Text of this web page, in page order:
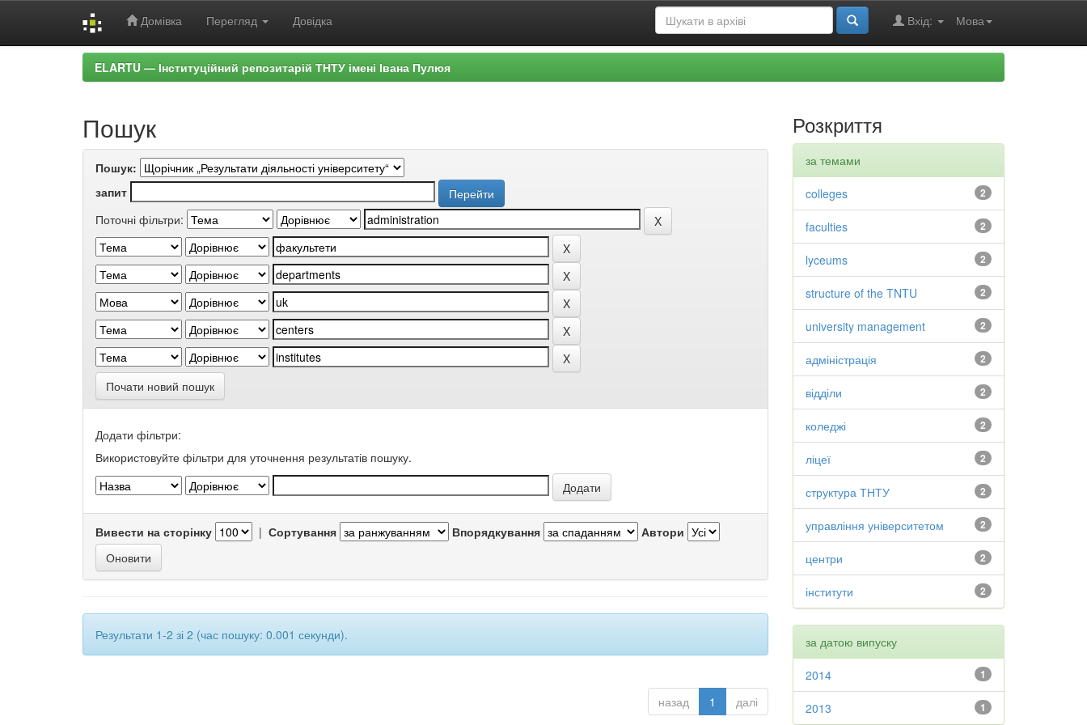
Домівка Перегляд Довідка Мова
Вхід:
ELARTU — Інституційний репозитарій ТНТУ імені Івана Пулюя
Пошук
Пошук:
запит
Поточні фільтри:
Почати новий пошук
Додати фільтри:
Використовуйте фільтри для уточнення результатів пошуку.
Вивести на сторінку | Сортування Впорядкування Автори
Результати 1-2 зі 2 (час пошуку: 0.001 секунди).
назад 1 далі
Розкриття
за темами
2
colleges
2
faculties
2
lyceums
2
structure of the TNTU
2
university management
2
адміністрація
2
відділи
2
коледжі
2
ліцеї
2
структура ТНТУ
2
управління університетом
2
центри
2
інститути
за датою випуску
1
2014
1
2013